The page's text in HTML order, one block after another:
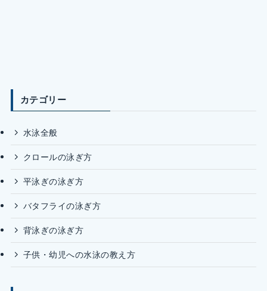
カテゴリー
水泳全般
クロールの泳ぎ方
平泳ぎの泳ぎ方
バタフライの泳ぎ方
背泳ぎの泳ぎ方
子供・幼児への水泳の教え方